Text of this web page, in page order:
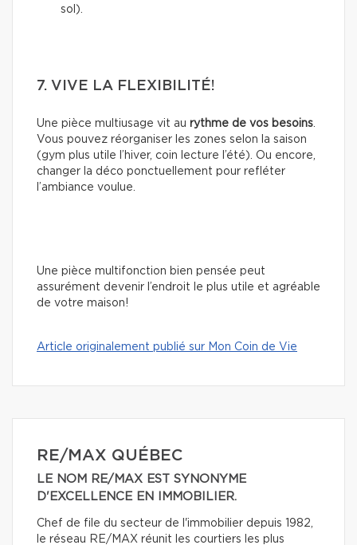
sol).
7. VIVE LA FLEXIBILITÉ!
Une pièce multiusage vit au rythme de vos besoins.
Vous pouvez réorganiser les zones selon la saison
(gym plus utile l’hiver, coin lecture l’été). Ou encore,
changer la déco ponctuellement pour refléter
l’ambiance voulue.
Une pièce multifonction bien pensée peut
assurément devenir l’endroit le plus utile et agréable
de votre maison!
Article originalement publié sur Mon Coin de Vie
RE/MAX QUÉBEC
LE NOM RE/MAX EST SYNONYME
D'EXCELLENCE EN IMMOBILIER.
Chef de file du secteur de l'immobilier depuis 1982,
le réseau RE/MAX réunit les courtiers les plus